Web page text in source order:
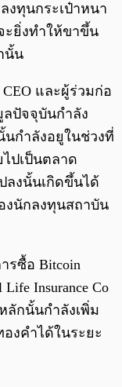
งทุนกระเป๋าหนา
ะยิ่งทำให้ขาขึ้น
นั้น
และผู้ร่วมก่อ
ลปัจจุบันกำลัง
นกำลังอยูในช่วงที่
ไปเป็นตลาด
ลงนั้นเกิดขึ้นได้
งนักลงทุนสถาบัน
รซื้อ Bitcoin
Insurance Co
ลักนั้นกำลังเพิ่ม
งคำได้ในระยะ